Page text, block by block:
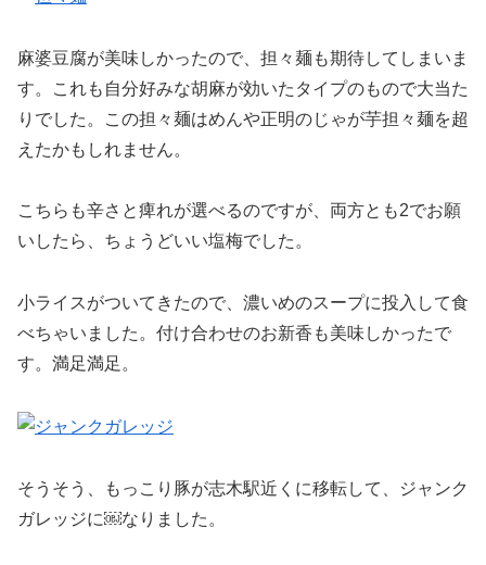
麻婆豆腐が美味しかったので、担々麺も期待してしまいま
す。これも自分好みな胡麻が効いたタイプのもので大当た
りでした。この担々麺はめんや正明のじゃが芋担々麺を超
えたかもしれません。
こちらも辛さと痺れが選べるのですが、両方とも2でお願
いしたら、ちょうどいい塩梅でした。
小ライスがついてきたので、濃いめのスープに投入して食
べちゃいました。付け合わせのお新香も美味しかったで
す。満足満足。
そうそう、もっこり豚が志木駅近くに移転して、ジャンク
ガレッジに￼なりました。